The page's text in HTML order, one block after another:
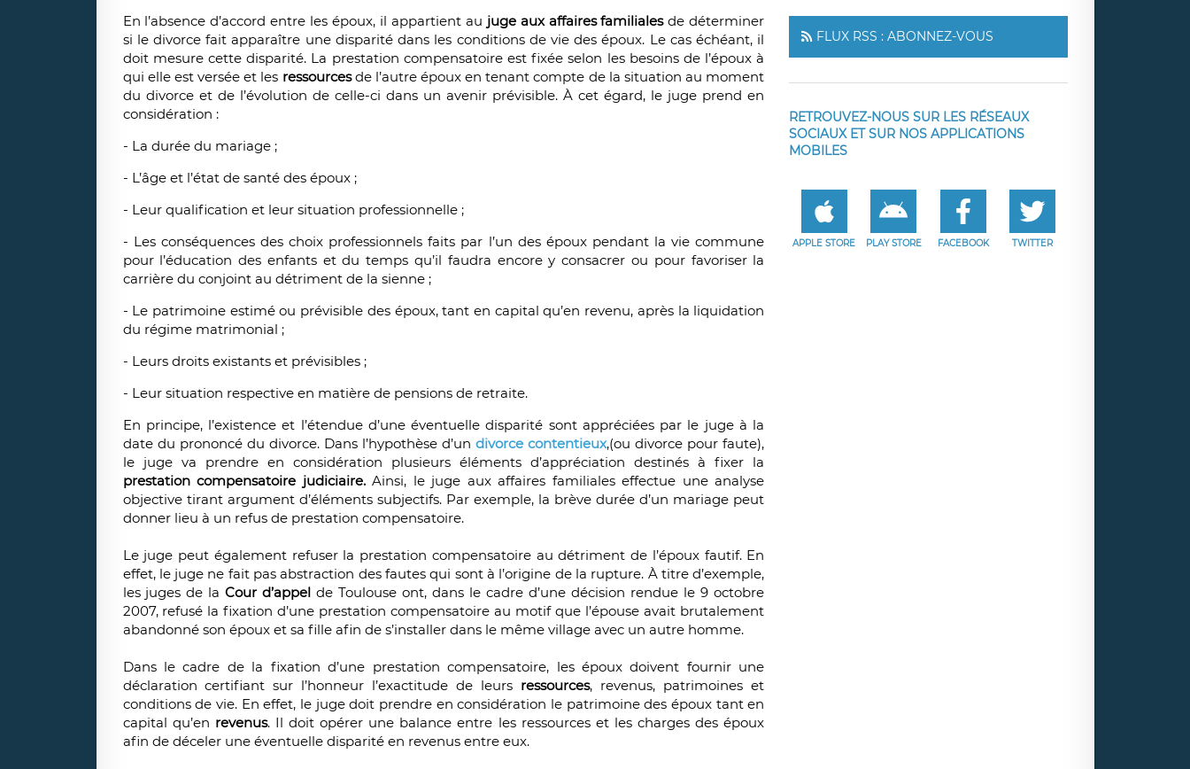
En l’absence d’accord entre les époux, il appartient au juge aux affaires familialesde déterminer
si le divorce fait apparaître une disparité dans les conditions de vie des époux. Le cas échéant, il
doit mesure cette disparité. La prestation compensatoire est fixée selon les besoins de l’époux à
qui elle est versée et les ressourcesde l’autre époux en tenant compte de la situation au moment
du divorce et de l’évolution de celle-ci dans un avenir prévisible. À cet égard, le juge prend en
considération :
- La durée du mariage ;
- L’âge et l’état de santé des époux ;
- Leur qualification et leur situation professionnelle ;
- Les conséquences des choix professionnels faits par l’un des époux pendant la vie commune
pour l’éducation des enfants et du temps qu’il faudra encore y consacrer ou pour favoriser la
carrière du conjoint au détriment de la sienne ;
- Le patrimoine estimé ou prévisible des époux, tant en capital qu’en revenu, après la liquidation
du régime matrimonial ;
- Leurs droits existants et prévisibles ;
- Leur situation respective en matière de pensions de retraite.
En principe, l’existence et l’étendue d’une éventuelle disparité sont appréciées par le juge à la
date du prononcé du divorce. Dans l’hypothèse d’undivorce contentieux,(ou divorce pour faute),
le juge va prendre en considération plusieurs éléments d’appréciation destinés à fixer la
prestation compensatoire judiciaire.Ainsi, le juge aux affaires familiales effectue une analyse
objective tirant argument d’éléments subjectifs. Par exemple, la brève durée d’un mariage peut
donner lieu à un refus de prestation compensatoire.
Le juge peut également refuser la prestation compensatoire au détriment de l’époux fautif. En
effet, le juge ne fait pas abstraction des fautes qui sont à l’origine de la rupture. À titre d’exemple,
les juges de laCour d’appelde Toulouse ont, dans le cadre d’une décision rendue le 9 octobre
2007, refusé la fixation d’une prestation compensatoire au motif que l’épouse avait brutalement
abandonné son époux et sa fille afin de s’installer dans le même village avec un autre homme.
Dans le cadre de la fixation d’une prestation compensatoire, les époux doivent fournir une
déclaration certifiant sur l’honneur l’exactitude de leurs ressources, revenus, patrimoines et
conditions de vie. En effet, le juge doit prendre en considération le patrimoine des époux tant en
capital qu’en revenus. Il doit opérer une balance entre les ressources et les charges des époux
afin de déceler une éventuelle disparité en revenus entre eux.
FLUX RSS : ABONNEZ-VOUS
RETROUVEZ-NOUS SUR LES RÉSEAUX
SOCIAUX ET SUR NOS APPLICATIONS
MOBILES
APPLE STORE PLAY STORE FACEBOOK TWITTER